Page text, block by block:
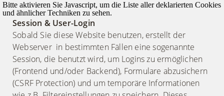
Bitte aktivieren Sie Javascript, um die Liste aller deklarierten Cookies
und ähnlicher Techniken zu sehen.
Session & User-Login
Sobald Sie diese Website benutzen, erstellt der
Webserver in bestimmten Fällen eine sogenannte
Session, die benutzt wird, um Logins zu ermöglichen
(Frontend und/oder Backend), Formulare abzusichern
(CSRF Protection) und um temporäre Informationen